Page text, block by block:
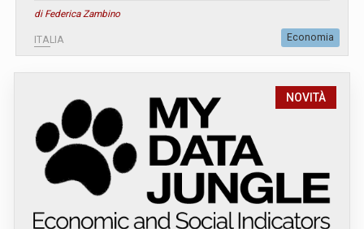
di Federica Zambino
ITALIA Economia
NOVITÀ